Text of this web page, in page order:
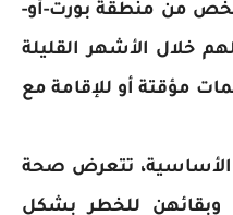
يقل عن 17 ألف شخص من منطقة بورت-أو-
خلال الأشهر القليلة
مؤقتة أو للإقامة مع
الأساسية، تتعرض صحة
وبقائهن للخطر بشكل